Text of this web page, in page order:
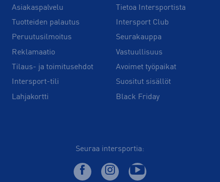
Asiakaspalvelu
Tuotteiden palautus
Peruutusilmoitus
Reklamaatio
Tilaus- ja toimitusehdot
Intersport-tili
Lahjakortti
Tietoa Intersportista
Intersport Club
Seurakauppa
Vastuullisuus
Avoimet työpaikat
Suositut sisällöt
Black Friday
Seuraa intersportia: